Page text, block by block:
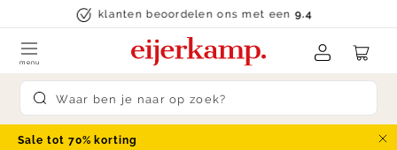
Skip to contentklanten beoordelen ons met een9.4
Submit search
menu
Sale tot 70% korting